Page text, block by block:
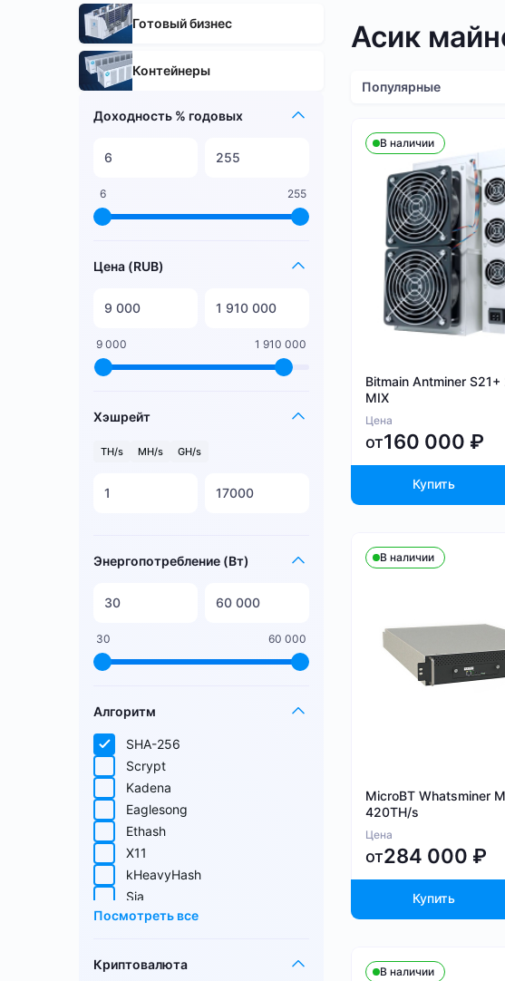
Готовый бизнес
Контейнеры
Доходность % годовых
6 255
Цена (RUB)
9 000 1 910 000
Хэшрейт
TH/s MH/s GH/s
Энергопотребление (Вт)
30 60 000
Алгоритм
SHA-256
Scrypt
Kadena
Eaglesong
Ethash
X11
kHeavyHash
Sia
Equihash
Handshake
Посмотреть все
Криптовалюта
Асик
Популярные
В наличии
Bitmain Antminer
MIX
Цена
от160 000 ₽
Купить
В наличии
MicroBT Whatsminer
420TH/s
Цена
от284 000 ₽
Купить
В наличии